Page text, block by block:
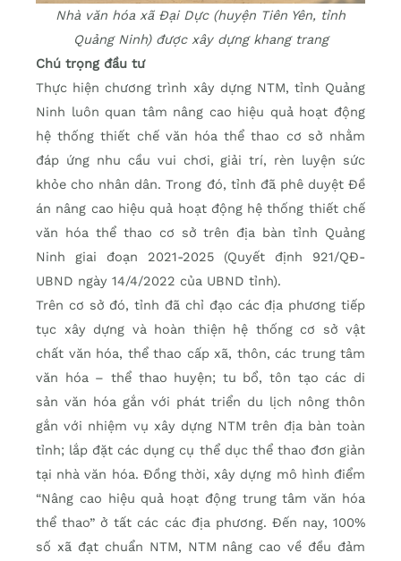
Nhà văn hóa xã Đại Dực (huyện Tiên Yên, tỉnh
Quảng Ninh) được xây dựng khang trang
Chú trọng đầu tư
Thực hiện chương trình xây dựng NTM, tỉnh Quảng
Ninh luôn quan tâm nâng cao hiệu quả hoạt động
hệ thống thiết chế văn hóa thể thao cơ sở nhằm
đáp ứng nhu cầu vui chơi, giải trí, rèn luyện sức
khỏe cho nhân dân. Trong đó, tỉnh đã phê duyệt Đề
án nâng cao hiệu quả hoạt động hệ thống thiết chế
văn hóa thể thao cơ sở trên địa bàn tỉnh Quảng
Ninh giai đoạn 2021-2025 (Quyết định 921/QĐ-
UBND ngày 14/4/2022 của UBND tỉnh).
Trên cơ sở đó, tỉnh đã chỉ đạo các địa phương tiếp
tục xây dựng và hoàn thiện hệ thống cơ sở vật
chất văn hóa, thể thao cấp xã, thôn, các trung tâm
văn hóa – thể thao huyện; tu bổ, tôn tạo các di
sản văn hóa gắn với phát triển du lịch nông thôn
gắn với nhiệm vụ xây dựng NTM trên địa bàn toàn
tỉnh; lắp đặt các dụng cụ thể dục thể thao đơn giản
tại nhà văn hóa. Đồng thời, xây dựng mô hình điểm
“Nâng cao hiệu quả hoạt động trung tâm văn hóa
thể thao” ở tất các các địa phương. Đến nay, 100%
số xã đạt chuẩn NTM, NTM nâng cao về đều đảm